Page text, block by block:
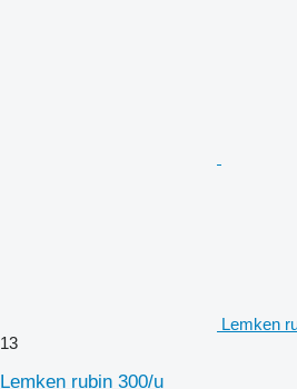
Lemken
13
Lemken rubin 300/u